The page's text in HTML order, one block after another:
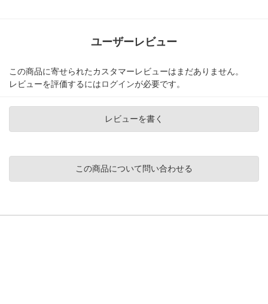
ユーザーレビュー
この商品に寄せられたカスタマーレビューはまだありません。
レビューを評価するにはログインが必要です。
レビューを書く
この商品について問い合わせる